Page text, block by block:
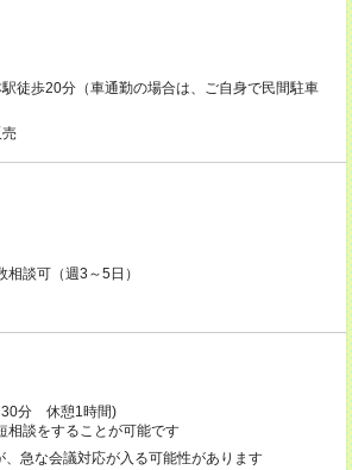
徒歩20分（車通勤の場合は、ご自身で民間駐車
談可（週3～5日）
30分 休憩1時間)
談をすることが可能です
、急な会議対応が入る可能性があります